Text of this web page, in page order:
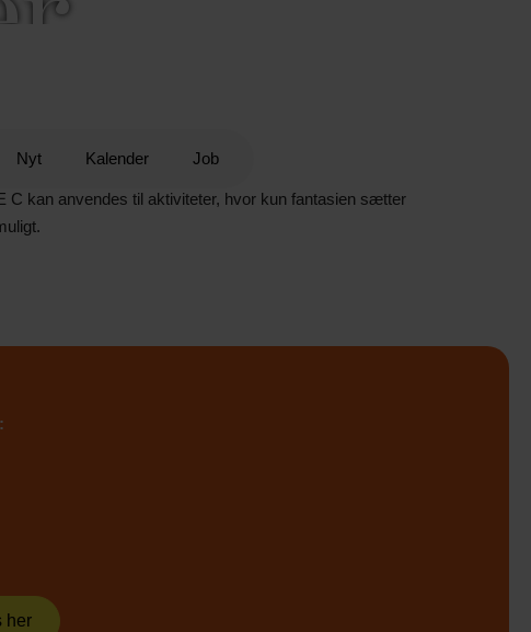
Nyt Kalender Job
C kan anvendes til aktiviteter, hvor kun fantasien sætter
her